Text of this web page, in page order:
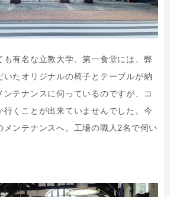
も有名な立教大学。第一食堂には、弊
たオリジナルの椅子とテーブルが納
テナンスに伺っているのですが、コ
行くことが出来ていませんでした。今
メンテナンスへ。工場の職人2名で伺い